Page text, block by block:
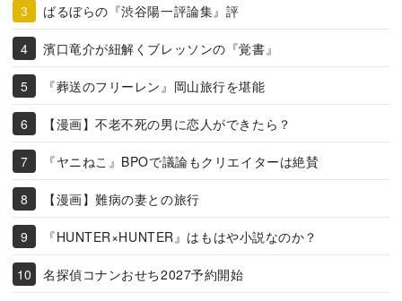
ばるぼらの『渋谷陽一評論集』評
濱口竜介が紐解くブレッソンの『覚書』
『葬送のフリーレン』岡山旅行を堪能
【漫画】不老不死の男に恋人ができたら？
『ヤニねこ』BPOで議論もクリエイターは絶賛
【漫画】難病の妻との旅行
『HUNTER×HUNTER』はもはや小説なのか？
名探偵コナンおせち2027予約開始